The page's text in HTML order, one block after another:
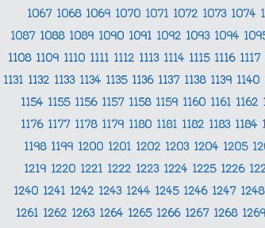
1067 1068 1069 1070 1071 1072 1073 1074
1087 1088 1089 1090 1091 1092 1093 1094
1108 1109 1110 1111 1112 1113 1114 1115 1116 1117
1131 1132 1133 1134 1135 1136 1137 1138 1139 1140
1154 1155 1156 1157 1158 1159 1160 1161 1162
1176 1177 1178 1179 1180 1181 1182 1183 1184
1198 1199 1200 1201 1202 1203 1204 1205
1219 1220 1221 1222 1223 1224 1225 1226
1240 1241 1242 1243 1244 1245 1246 1247 1248
1261 1262 1263 1264 1265 1266 1267 1268 1269